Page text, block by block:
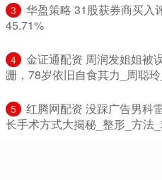
3
华盈策略 31股获券商买入
45.71%
4
金证通配资 周润发姐姐被
跚，78岁依旧自食其力_周聪
5
红腾网配资 没踩广告男科
长手术方式大揭秘_整形_方法